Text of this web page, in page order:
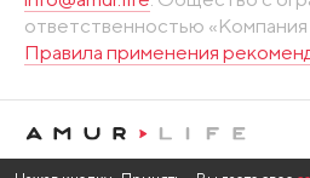
ответственностью «Компания
Правила применения